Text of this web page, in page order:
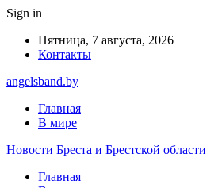
Sign in
Пятница, 7 августа, 2026
Контакты
angelsband.by
Главная
В мире
Новости Бреста и Брестской области
Главная